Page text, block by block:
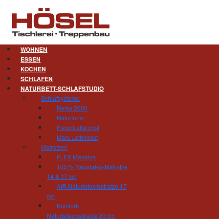
WOHNEN
ESSEN
KOCHEN
SCHLAFEN
NATURBETT-SCHLAFSTUDIO
Schlafsysteme
Relax 2000
Naturform
Flexo Lattenrost
Mars Lattenrost
Matratzen
FLEX Matratze
100 % Naturlatex-Matratze
14 & 17 cm
AIR Naturlatexmatratze 17
cm
Komfort-
Naturlatexmatratze 20 cm
Die Wahl der Zimmertüren ist für den Stil
geradlinig oder mit vielen Ornamenten? Den
Herz aber auch für die architektonische
flächenbündige Türen ohne jeden Schnörkel ein
Was für Wohnungsinnentüren gilt, gilt erst
architektonische Gesamtbild Ihres Hauses